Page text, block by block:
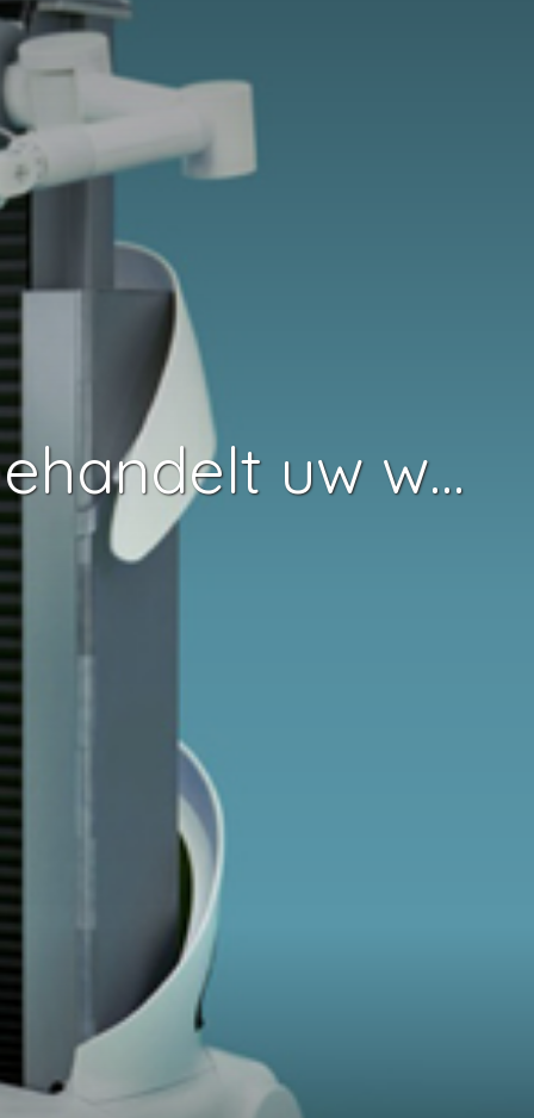
Op afstand bediende robot Ugo behandelt uw wasgoed